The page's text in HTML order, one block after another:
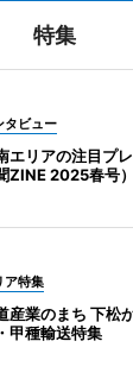
特集
タビュー
エリアの注目プ
ZINE 2025春号）
ア特集
産業のまち 下
甲種輸送特集